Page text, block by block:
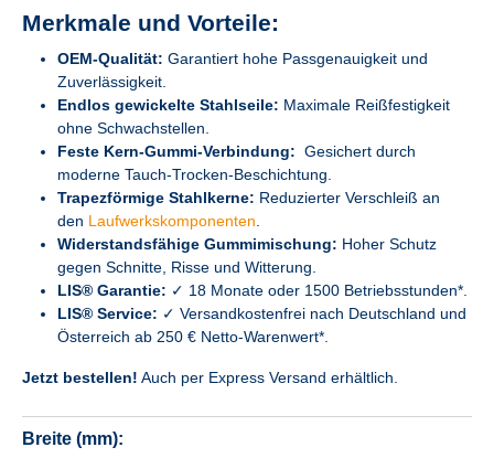
Merkmale und Vorteile:
OEM-Qualität: Garantiert hohe Passgenauigkeit und
Zuverlässigkeit.
Endlos gewickelte Stahlseile: Maximale Reißfestigkeit
ohne Schwachstellen.
Feste Kern-Gummi-Verbindung: Gesichert durch
moderne Tauch-Trocken-Beschichtung.
Trapezförmige Stahlkerne: Reduzierter Verschleiß an
den Laufwerkskomponenten
Widerstandsfähige Gummimischung: Hoher Schutz
gegen Schnitte, Risse und Witterung.
LIS® Garantie: ✓ 18 Monate oder 1500 Betriebsstunden*.
LIS® Service: ✓ Versandkostenfrei nach Deutschland und
Österreich ab 250 € Netto-Warenwert*.
Jetzt bestellen! Auch per Express Versand erhältlich.
Breite (mm):